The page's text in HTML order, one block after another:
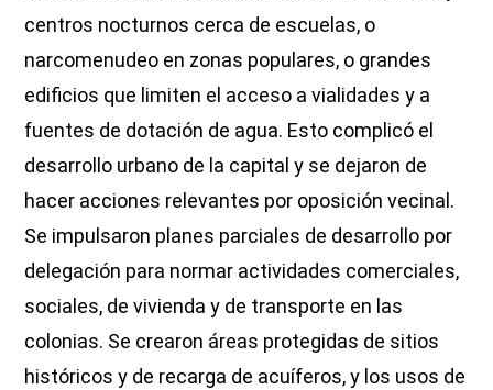
centros nocturnos cerca de escuelas, o
narcomenudeo en zonas populares, o grandes
edificios que limiten el acceso a vialidades y a
fuentes de dotación de agua. Esto complicó el
desarrollo urbano de la capital y se dejaron de
hacer acciones relevantes por oposición vecinal.
Se impulsaron planes parciales de desarrollo por
delegación para normar actividades comerciales,
sociales, de vivienda y de transporte en las
colonias. Se crearon áreas protegidas de sitios
históricos y de recarga de acuíferos, y los usos de